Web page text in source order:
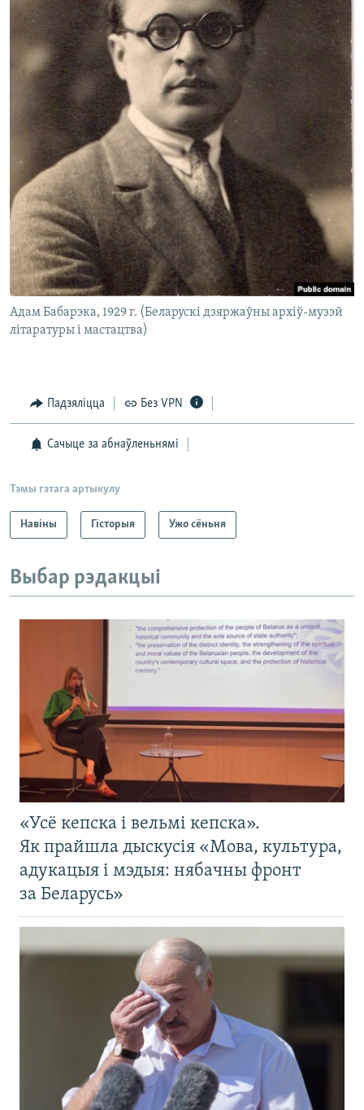
Адам Бабарэка, 1929 г. (Беларускі дзяржаўны архіў-музэй
літаратуры і мастацтва)
Падзяліцца Без VPN
Сачыце за абнаўленьнямі
Тэмы гэтага артыкулу
Навіны Гісторыя Ужо сёньня
Выбар рэдакцыі
«Усё кепска і вельмі кепска».
Як прайшла дыскусія «Мова, культура,
адукацыя і мэдыя: нябачны фронт
за Беларусь»